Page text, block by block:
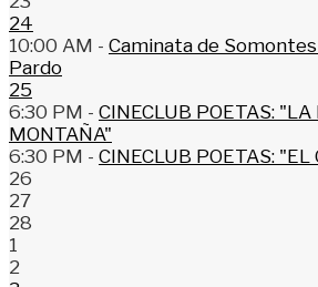
24
10:00 AM - Caminata de
Pardo
25
6:30 PM - CINECLUB POETAS:
MONTAÑA"
6:30 PM - CINECLUB POETAS: "EL
26
27
28
1
2